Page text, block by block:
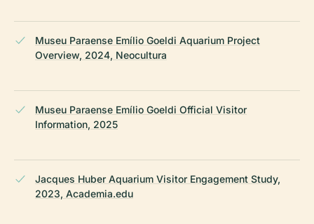
Museu Paraense Emílio Goeldi Aquarium Project
Overview, 2024, Neocultura
Museu Paraense Emílio Goeldi Official Visitor
Information, 2025
Jacques Huber Aquarium Visitor Engagement Study,
2023, Academia.edu